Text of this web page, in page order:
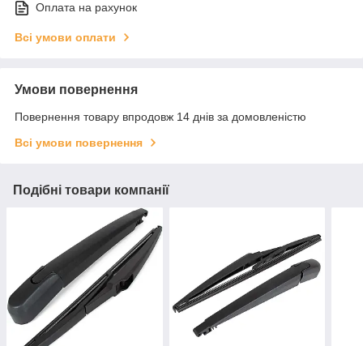
Оплата на рахунок
Всі умови оплати
Умови повернення
Повернення товару впродовж 14 днів за домовленістю
Всі умови повернення
Подібні товари компанії